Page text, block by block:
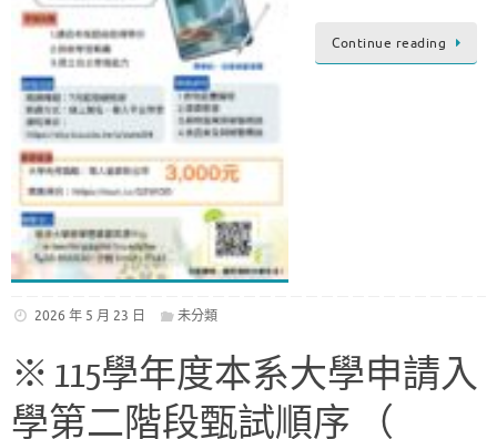
Continue reading
2026 年 5 月 23 日 未分類
※ 115學年度本系大學申請入
學第二階段甄試順序 （